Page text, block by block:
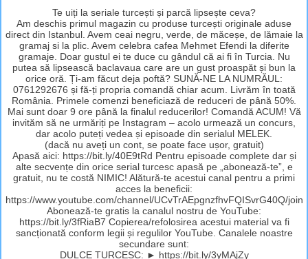
Te uiți la seriale turcești și parcă lipsește ceva?
Am deschis primul magazin cu produse turcești originale aduse
direct din Istanbul. Avem ceai negru, verde, de măceșe, de lămaie la
gramaj si la plic. Avem celebra cafea Mehmet Efendi la diferite
gramaje. Doar gustul ei te duce cu gândul că ai fi în Turcia. Nu
putea să lipsească baclavaua care are un gust proaspăt și bun la
orice oră. Ți-am făcut deja poftă? SUNĂ-NE LA NUMRĂUL:
0761292676 și fă-ți propria comandă chiar acum. Livrăm în toată
România. Primele comenzi beneficiază de reduceri de până 50%.
Mai sunt doar 9 ore până la finalul reducerilor! Comandă ACUM! Vă
invităm să ne urmăriți pe Instagram – acolo urmează un concurs,
dar acolo puteți vedea și episoade din serialul MELEK.
(dacă nu aveți un cont, se poate face ușor, gratuit)
Apasă aici: https://bit.ly/40E9tRd Pentru episoade complete dar și
alte secvențe din orice serial turcesc apasă pe „abonează-te”, e
gratuit, nu te costă NIMIC! Alătură-te acestui canal pentru a primi
acces la beneficii:
https://www.youtube.com/channel/UCvTrAEpgnzfhvFQISvrG40Q/join
Abonează-te gratis la canalul nostru de YouTube:
https://bit.ly/3fRiaB7 Copierea/refolosirea acestui material va fi
sancționată conform legii și regulilor YouTube. Canalele noastre
secundare sunt:
DULCE TURCESC: ► https://bit.ly/3yMAjZy